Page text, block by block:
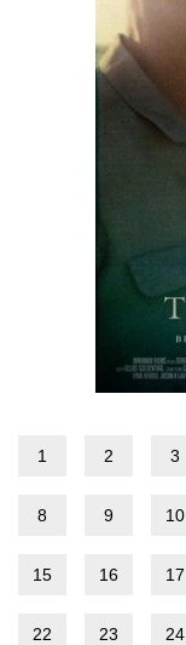
1 2 3
8 9 10
15 16 17
22 23 24